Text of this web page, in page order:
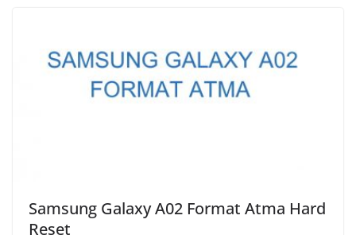
Samsung Galaxy A02 Format Atma Hard
Reset